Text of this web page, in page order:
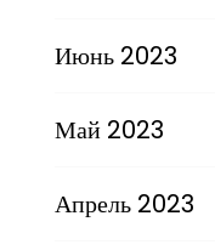
Июнь 2023
Май 2023
Апрель 2023